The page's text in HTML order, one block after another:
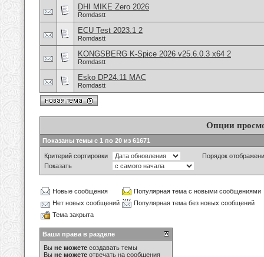
DHI MIKE Zero 2026
Romdastt
ECU Test 2023.1 2
Romdastt
KONGSBERG K-Spice 2026 v25.6.0.3 x64 2
Romdastt
Esko DP24.11 MAC
Romdastt
Опции
Показаны темы с 1 по 20 из 61671
Критерий сортировки
Порядок
Показать
Новые сообщения
Популярная тема с новыми сообщениями
Нет новых сообщений
Популярная тема без новых сообщений
Тема закрыта
Ваши права в разделе
Вы не можете создавать темы
Вы не можете отвечать на сообщения